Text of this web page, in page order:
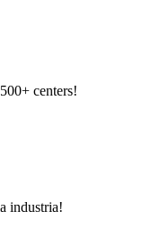
centers!
industria!